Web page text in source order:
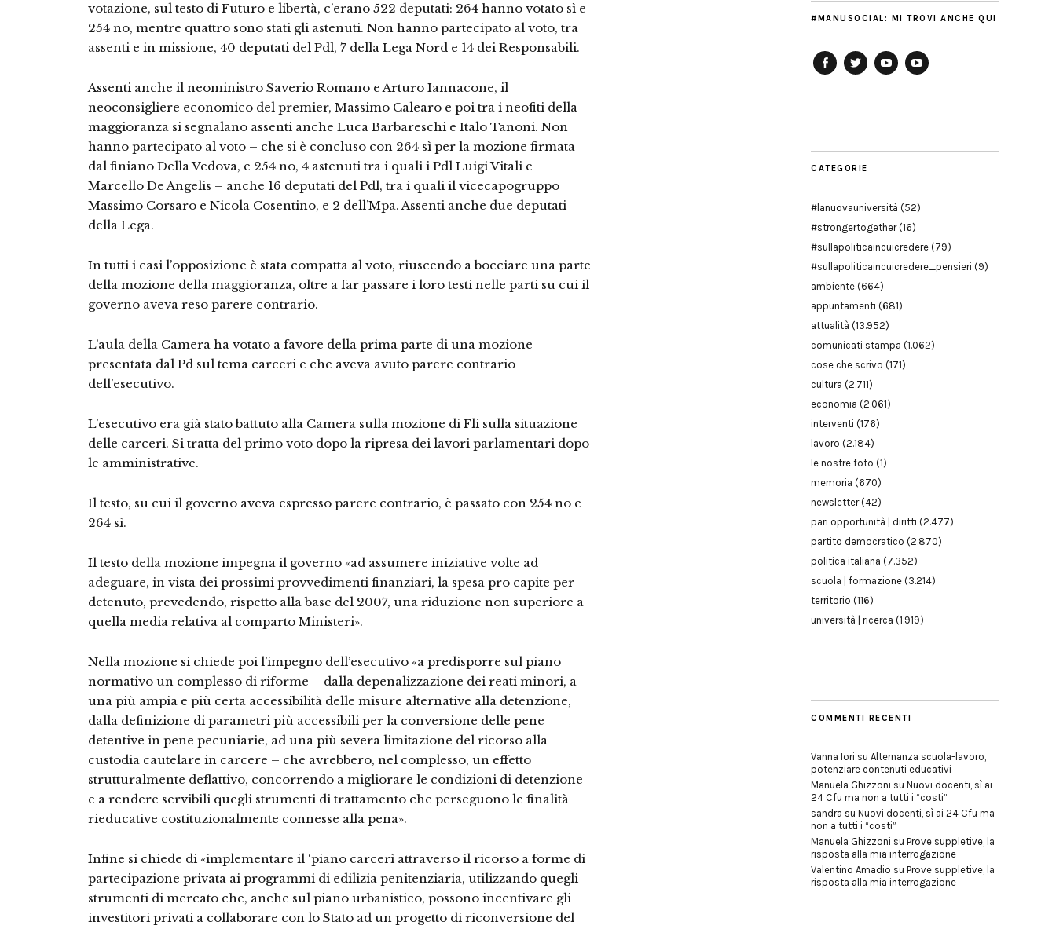
votazione, sul testo di Futuro e libertà, c’erano 522 deputati: 264 hanno votato sì e
254 no, mentre quattro sono stati gli astenuti. Non hanno partecipato al voto, tra
assenti e in missione, 40 deputati del Pdl, 7 della Lega Nord e 14 dei Responsabili.
Assenti anche il neoministro Saverio Romano e Arturo Iannacone, il
neoconsigliere economico del premier, Massimo Calearo e poi tra i neofiti della
maggioranza si segnalano assenti anche Luca Barbareschi e Italo Tanoni. Non
hanno partecipato al voto – che si è concluso con 264 sì per la mozione firmata
dal finiano Della Vedova, e 254 no, 4 astenuti tra i quali i Pdl Luigi Vitali e
Marcello De Angelis – anche 16 deputati del Pdl, tra i quali il vicecapogruppo
Massimo Corsaro e Nicola Cosentino, e 2 dell’Mpa. Assenti anche due deputati
della Lega.
In tutti i casi l’opposizione è stata compatta al voto, riuscendo a bocciare una parte
della mozione della maggioranza, oltre a far passare i loro testi nelle parti su cui il
governo aveva reso parere contrario.
L’aula della Camera ha votato a favore della prima parte di una mozione
presentata dal Pd sul tema carceri e che aveva avuto parere contrario
dell’esecutivo.
L’esecutivo era già stato battuto alla Camera sulla mozione di Fli sulla situazione
delle carceri. Si tratta del primo voto dopo la ripresa dei lavori parlamentari dopo
le amministrative.
Il testo, su cui il governo aveva espresso parere contrario, è passato con 254 no e
264 sì.
Il testo della mozione impegna il governo «ad assumere iniziative volte ad
adeguare, in vista dei prossimi provvedimenti finanziari, la spesa pro capite per
detenuto, prevedendo, rispetto alla base del 2007, una riduzione non superiore a
quella media relativa al comparto Ministeri».
Nella mozione si chiede poi l’impegno dell’esecutivo «a predisporre sul piano
normativo un complesso di riforme – dalla depenalizzazione dei reati minori, a
una più ampia e più certa accessibilità delle misure alternative alla detenzione,
dalla definizione di parametri più accessibili per la conversione delle pene
detentive in pene pecuniarie, ad una più severa limitazione del ricorso alla
custodia cautelare in carcere – che avrebbero, nel complesso, un effetto
strutturalmente deflattivo, concorrendo a migliorare le condizioni di detenzione
e a rendere servibili quegli strumenti di trattamento che perseguono le finalità
rieducative costituzionalmente connesse alla pena».
Infine si chiede di «implementare il ‘piano carcerì attraverso il ricorso a forme di
partecipazione privata ai programmi di edilizia penitenziaria, utilizzando quegli
strumenti di mercato che, anche sul piano urbanistico, possono incentivare gli
investitori privati a collaborare con lo Stato ad un progetto di riconversione del
#MANUSOCIAL: MI TROVI ANCHE QUI
CATEGORIE
#lanuovauniversità (52)
#strongertogether(16)
#sullapoliticaincuicredere (79)
#sullapoliticaincuicredere_pensieri (9)
ambiente (664)
appuntamenti (681)
attualità (13.952)
comunicati stampa (1.062)
cose che scrivo (171)
cultura (2.711)
economia (2.061)
interventi (176)
lavoro (2.184)
le nostre foto (1)
memoria (670)
newsletter(42)
pari opportunità | diritti (2.477)
partito democratico (2.870)
politica italiana (7.352)
scuola | formazione (3.214)
territorio (116)
università | ricerca (1.919)
COMMENTI RECENTI
Vanna Iori su Alternanza scuola-lavoro,
potenziare contenuti educativi
Manuela Ghizzoni su Nuovi docenti, sì ai
24 Cfu ma non a tutti i “costi”
sandra su Nuovi docenti, sì ai 24 Cfu ma
non a tutti i “costi”
Manuela Ghizzoni su Prove suppletive, la
risposta alla mia interrogazione
Valentino Amadio su Prove suppletive, la
risposta alla mia interrogazione